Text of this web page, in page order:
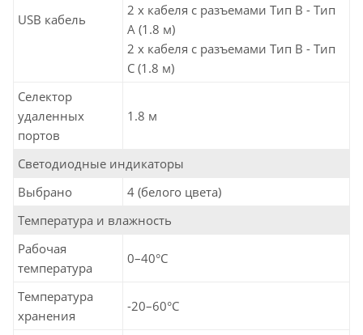
USB кабель
2 x кабеля с разъемами Тип B - Тип
A (1.8 м)
2 x кабеля с разъемами Тип B - Тип
C (1.8 м)
Селектор
удаленных
портов
1.8 м
Светодиодные индикаторы
Выбрано
4 (белого цвета)
Температура и влажность
Рабочая
температура
0–40°C
Температура
хранения
-20–60°C